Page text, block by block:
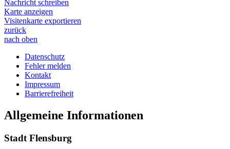
Nachricht schreiben
Karte anzeigen
Visitenkarte exportieren
zurück
nach oben
Datenschutz
Fehler melden
Kontakt
Impressum
Barrierefreiheit
Allgemeine Informationen
Stadt Flensburg